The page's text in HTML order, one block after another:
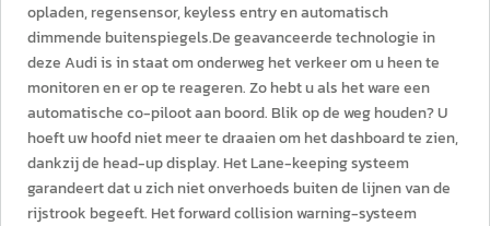
opladen, regensensor, keyless entry en automatisch
dimmende buitenspiegels.De geavanceerde technologie in
deze Audi is in staat om onderweg het verkeer om u heen te
monitoren en er op te reageren. Zo hebt u als het ware een
automatische co-piloot aan boord. Blik op de weg houden? U
hoeft uw hoofd niet meer te draaien om het dashboard te zien,
dankzij de head-up display. Het Lane-keeping systeem
garandeert dat u zich niet onverhoeds buiten de lijnen van de
rijstrook begeeft. Het forward collision warning-systeem